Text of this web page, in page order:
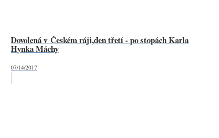
Dovolená v Českém ráji,den třetí - po stopách Karla
Hynka Máchy
07/14/2017